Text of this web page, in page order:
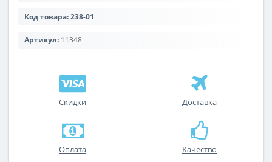
Код товара:238-01
Артикул: 11348
Скидки Доставка
Оплата Качество